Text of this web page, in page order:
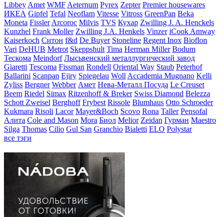
Libbey Amet WMF Aeternum Pyrex Zepter Premier housewares
ИКЕА Gipfel Tefal Neoflam Vitesse Vitross GreenPan Beka
Moneta Fissler Arcoroc Milvis TVS Кухар Zwilling J. A. Henckels
Kunzhel Frank Moller Zwilling J.A. Henkels Vinzer iCook Amway
Kaiserkoch Ситон f&d De Buyer Stoneline Regent Inox Bioflon
Vari DeHUB Metrot Skeppshult Tima Herman Miller Bodum
Тескома Meindorf Лысьвенский металлургический завод
Giaretti Tescoma Fissman Rondell Oriental Way Staub Peterhof
Ballarini Scanpan Ejiry Spiegelau Woll Accademia Mugnano Kelli
Zyliss Bergner Webber Амет Нева-Металл Посуда Le Creuset
Beem Riedel Simax Ritzenhoff & Breker Swiss Diamond Belezza
Schott Zweisel Berghoff Frybest Rissole Blumhaus Otto Schroeder
Kukmara Risoli Lacor Mayer&Boch Scovo Rona Taller Pensofal
Алита Cole and Mason Mora Биол Melior Zeidan Гурман Maestro
Silga Thomas Cilio Gul San Granchio Bialetti ELO Polystar
все тэги